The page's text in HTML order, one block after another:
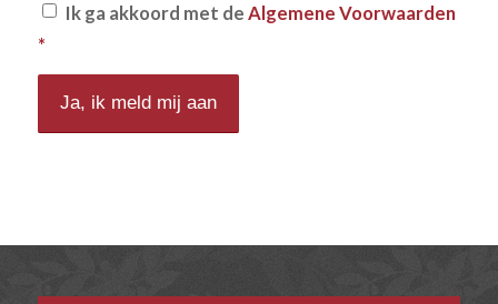
Ik ga akkoord met de Algemene Voorwaarden
*